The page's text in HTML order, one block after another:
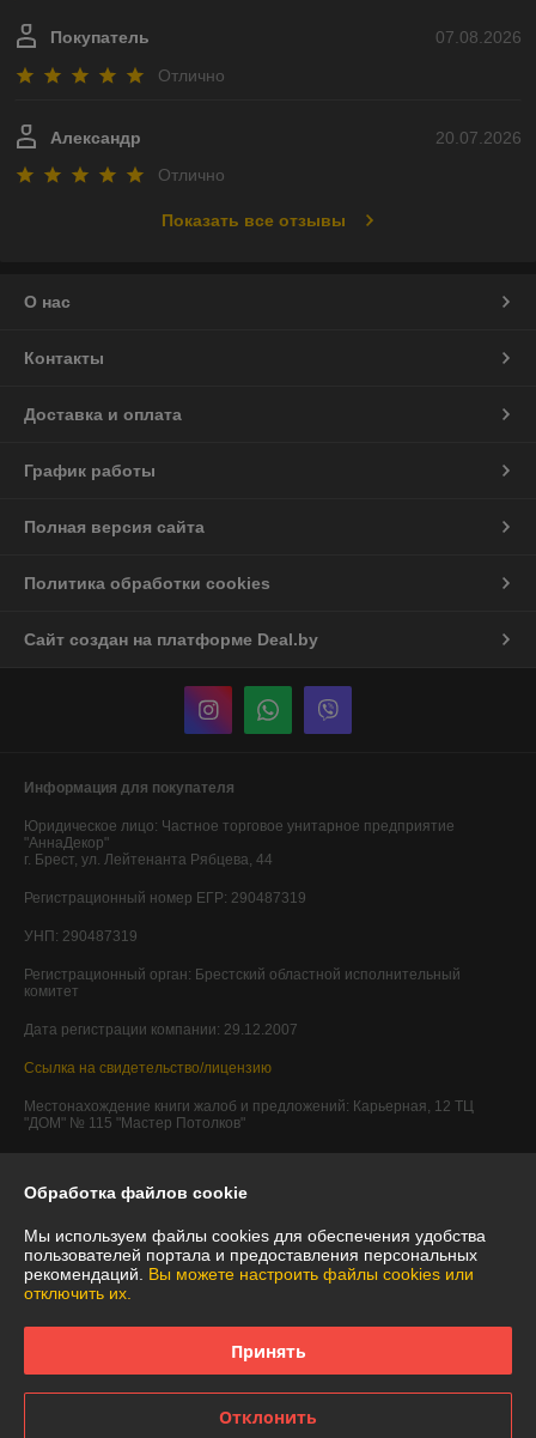
07.08.2026
Покупатель
Отлично
20.07.2026
Александр
Отлично
Показать все отзывы
О нас
Контакты
Доставка и оплата
График работы
Полная версия сайта
Политика обработки cookies
Сайт создан на платформе Deal.by
Информация для покупателя
Юридическое лицо: Частное торговое унитарное предприятие
"АннаДекор"
г. Брест, ул. Лейтенанта Рябцева, 44
Регистрационный номер ЕГР: 290487319
УНП: 290487319
Регистрационный орган: Брестский областной исполнительный
комитет
Дата регистрации компании: 29.12.2007
Ссылка на свидетельство/лицензию
Местонахождение книги жалоб и предложений: Карьерная, 12 ТЦ
"ДОМ" № 115 "Мастер Потолков"
Обработка файлов cookie
Мы используем файлы cookies для обеспечения удобства
пользователей портала и предоставления персональных
рекомендаций. Вы можете настроить файлы cookies или
отключить их.
Принять
Отклонить